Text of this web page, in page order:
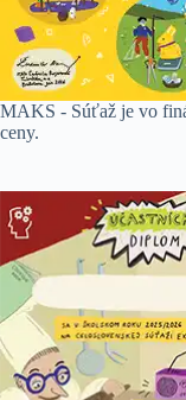
MAKS - Súťaž je vo
ceny.